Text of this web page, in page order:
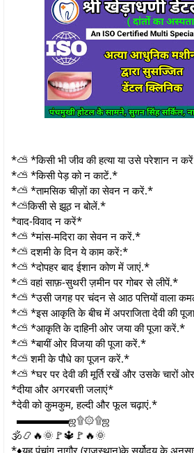
*⛅ *किसी भी जीव की हत्या या उसे परेशान न
*⛅ *किसी पेड़ को न काटें.*
*⛅ *तामसिक चीज़ों का सेवन न करें.*
*⛅किसी से झूठ न बोलें.*
*वाद-विवाद न करें*
*⛅ *मांस-मदिरा का सेवन न करें.*
*⛅ दशमी के दिन ये काम करें:*
*⛅ *दोपहर बाद ईशान कोण में जाएं.*
*⛅ वहां साफ़-सुथरी ज़मीन पर गोबर से लीपें.*
*⛅ *उसी जगह पर चंदन से आठ पत्तियों वाला
*⛅ *इस आकृति के बीच में अपराजिता देवी की
*⛅ *आकृति के दाहिनी ओर जया की पूजा करें.*
*⛅ *बायीं ओर विजया की पूजा करें.*
*⛅ शमी के पौधे का पूजन करें.*
*⛅ *घर पर देवी की मूर्ति रखें और उसके चारों
*दीया और अगरबत्ती जलाएं*
*देवी को कुमकुम, हल्दी और फूल चढ़ाएं.*
▬▬▬▬▬ஜ۩۞۩ஜ
🕉️📿🔥🌞🚩🔱🚩🔥🌞
*♦️यह पंचांग नागौर (राजस्थान)के सूर्योदय के